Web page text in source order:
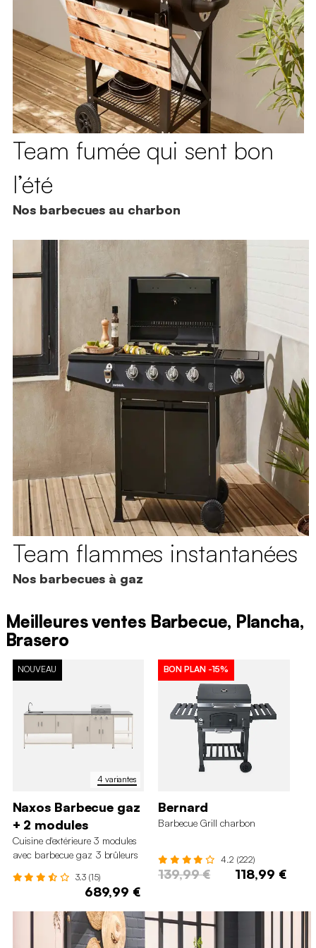
Team fumée qui sent bon
l’été
Nos barbecues au charbon
Team flammes instantanées
Nos barbecues à gaz
Meilleures ventes Barbecue, Plancha,
Brasero
4 variantes
NOUVEAU
Naxos Barbecue gaz
+ 2 modules
Cuisine d'extérieure 3 modules
avec barbecue gaz 3 brûleurs
3.3 (15)
689,99 €
BON PLAN -15%
Bernard
Barbecue Grill charbon
4.2 (222)
139,99 € 118,99 €